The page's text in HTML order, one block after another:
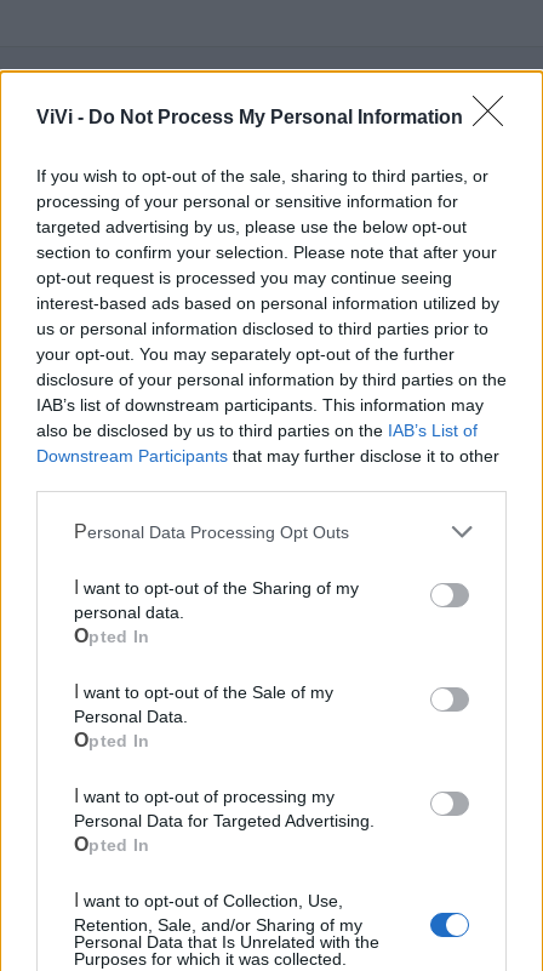
ViVi - Do Not Process My Personal Information
If you wish to opt-out of the sale, sharing to third parties, or
processing of your personal or sensitive information for
targeted advertising by us, please use the below opt-out
section to confirm your selection. Please note that after your
opt-out request is processed you may continue seeing
interest-based ads based on personal information utilized by
us or personal information disclosed to third parties prior to
your opt-out. You may separately opt-out of the further
disclosure of your personal information by third parties on the
IAB’s list of downstream participants. This information may
also be disclosed by us to third parties on the IAB’s List of
Downstream Participants that may further disclose it to other
Personal Data Processing Opt Outs
personal data.
Opted In
Personal Data.
Opted In
Personal Data for Targeted Advertising.
Opted In
Retention, Sale, and/or Sharing of my
Personal Data that Is Unrelated with the
Purposes for which it was collected.
Cia Agricoltori Italiani | Puglia - Area Due
Mari
Due Mari
Le ultime notizie di Massafra